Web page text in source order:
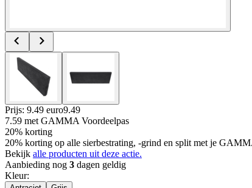
Prijs: 9.49 euro9.49
7.59 met GAMMA Voordeelpas
20% korting
20% korting op alle sierbestrating, -grind en split met je
Bekijk alle producten uit deze actie.
Aanbieding nog 3 dagen geldig
Kleur: